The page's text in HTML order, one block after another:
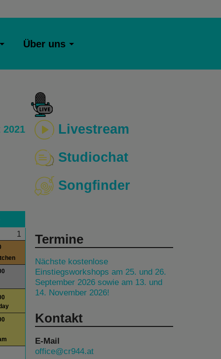
Über uns
1
Livestream
Studiochat
Songfinder
Termine
Nächste kostenlose
Einstiegsworkshops am 25. und 26.
September 2026 sowie am 13. und
14. November 2026!
Kontakt
E-Mail
office@cr944.at